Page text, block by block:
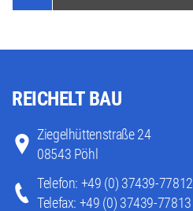
REICHELT BAU
Ziegelhüttenstraße 24
08543 Pöhl
Telefon: +49 (0) 37439-77812
Telefax: +49 (0) 37439-77813